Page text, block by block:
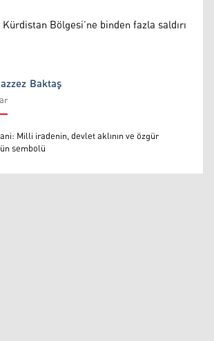
Bölgesi’ne binden fazla saldırı
Baktaş
Milli iradenin, devlet aklının ve özgür
sembolü